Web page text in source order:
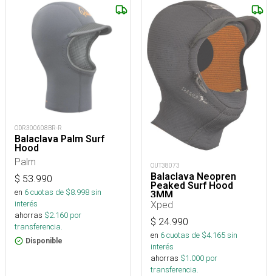
ODR300608BR-R
Balaclava Palm Surf
Hood
Palm
$ 53.990
en 6cuotas de $8.998sin
interés
ahorras $2.160 por
transferencia.
Disponible
OUT38073
Balaclava Neopren
Peaked Surf Hood
3MM
Xped
$ 24.990
en 6cuotas de $4.165sin
interés
ahorras $1.000 por
transferencia.